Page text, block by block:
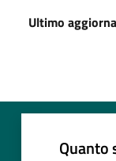
Ultimo
Quanto